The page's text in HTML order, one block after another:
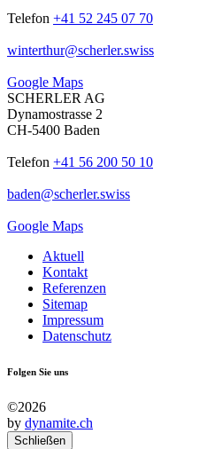
Telefon +41 52 245 07 70
winterthur@scherler.swiss
Google Maps
SCHERLER AG
Dynamostrasse 2
CH-5400 Baden
Telefon +41 56 200 50 10
baden@scherler.swiss
Google Maps
Aktuell
Kontakt
Referenzen
Sitemap
Impressum
Datenschutz
Folgen Sie uns
©2026
by dynamite.ch
Schließen